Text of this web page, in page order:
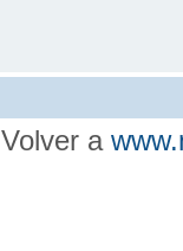
Volver a